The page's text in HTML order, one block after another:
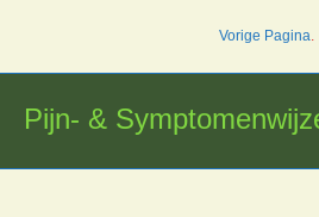
inhoud
Vorige Pagina.
Pijn- &